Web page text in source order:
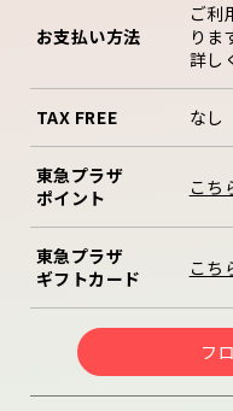
お支払い方法
ご利
りま
詳し
TAX FREE なし
東急プラザ
ポイント
こち
東急プラザ
ギフトカード
こち
フ